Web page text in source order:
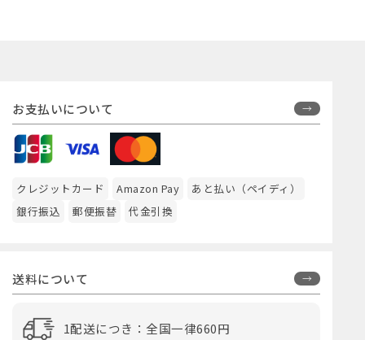
お支払いについて
クレジットカード Amazon Pay
あと払い（ペイディ）
銀行振込
郵便振替 代金引換
送料について
1配送につき：全国一律660円